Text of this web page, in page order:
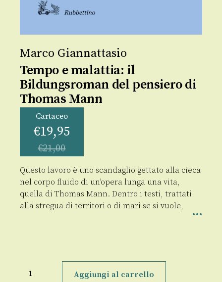
Marco Giannattasio
Tempo e malattia: il
Bildungsroman del pensiero di
Thomas Mann
Cartaceo
€19,95
€21,00
Questo lavoro è uno scandaglio gettato alla cieca
nel corpo fluido di un’opera lunga una vita,
quella di Thomas Mann. Dentro i testi, trattati
alla stregua di territori o di mari se si vuole,
Aggiungi al carrello